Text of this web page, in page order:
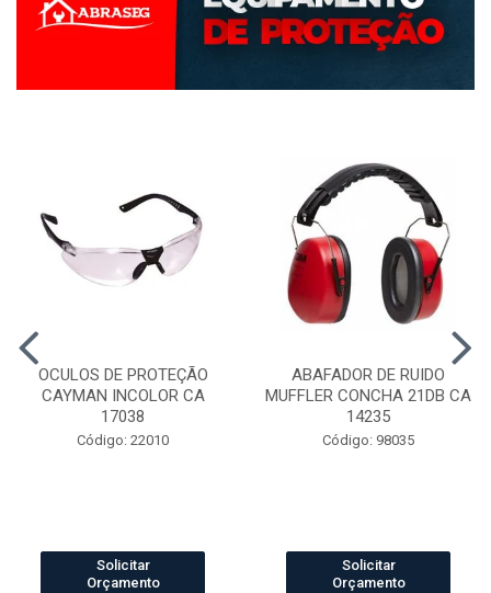
OCULOS DE PROTEÇÃO
CAYMAN INCOLOR CA
17038
Código: 22010
Solicitar
Orçamento
ABAFADOR DE RUIDO
MUFFLER CONCHA 21DB CA
14235
Código: 98035
Solicitar
Orçamento